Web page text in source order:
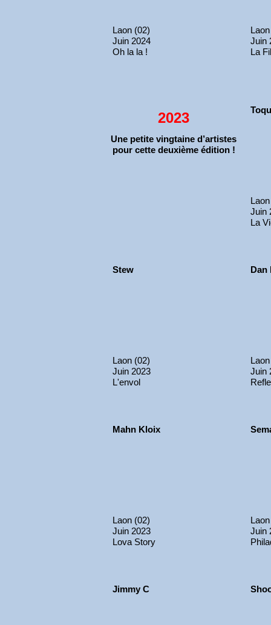
Laon (02)
Juin 2024
Oh la la !
Juin
La
2023
Une petite vingtaine d’artistes
pour cette deuxième édition !
Juin
La
Stew
Laon (02)
Juin 2023
L'envol
Dan
Juin
Mahn Kloix
Laon (02)
Juin 2023
Lova Story
Juin
Jimmy C